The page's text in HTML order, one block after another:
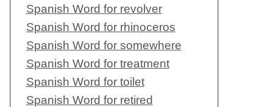
Spanish Word for revolver
Spanish Word for rhinoceros
Spanish Word for somewhere
Spanish Word for treatment
Spanish Word for toilet
Spanish Word for retired